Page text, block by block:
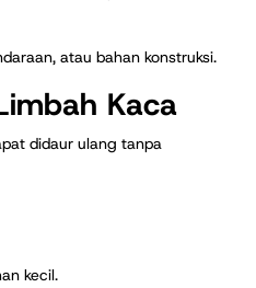
atau bahan konstruksi.
Kaca
didaur ulang tanpa
kecil.